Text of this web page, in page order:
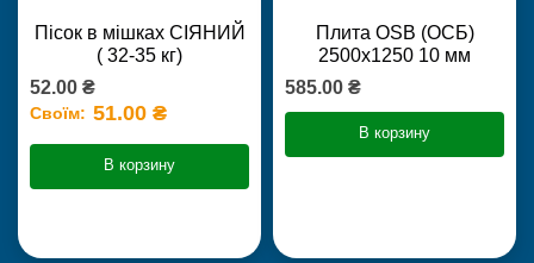
Пісок в мішках СІЯНИЙ
( 32-35 кг)
52.00 ₴
Своїм: 51.00 ₴
В корзину
Плита OSB (ОСБ)
2500х1250 10 мм
585.00 ₴
В корзину